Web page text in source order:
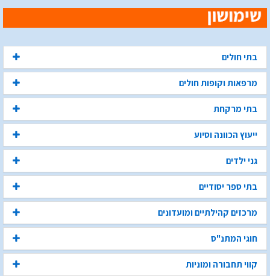
בתי חולים
מרפאות וקופות חולים
בתי מרקחת
ייעוץ הכוונה וסיוע
גני ילדים
בתי ספר יסודיים
מרכזים קהילתיים ומועדונים
חוגי המתנ"ס
קווי תחבורה ומוניות